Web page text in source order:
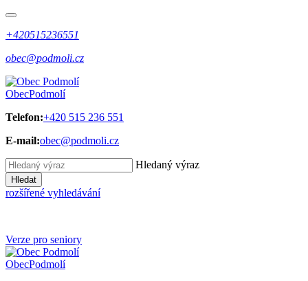
+420515236551
obec@podmoli.cz
ObecPodmolí
Telefon:+420 515 236 551
E-mail:obec@podmoli.cz
Hledaný výraz
Hledat
rozšířené vyhledávání
Verze pro seniory
ObecPodmolí